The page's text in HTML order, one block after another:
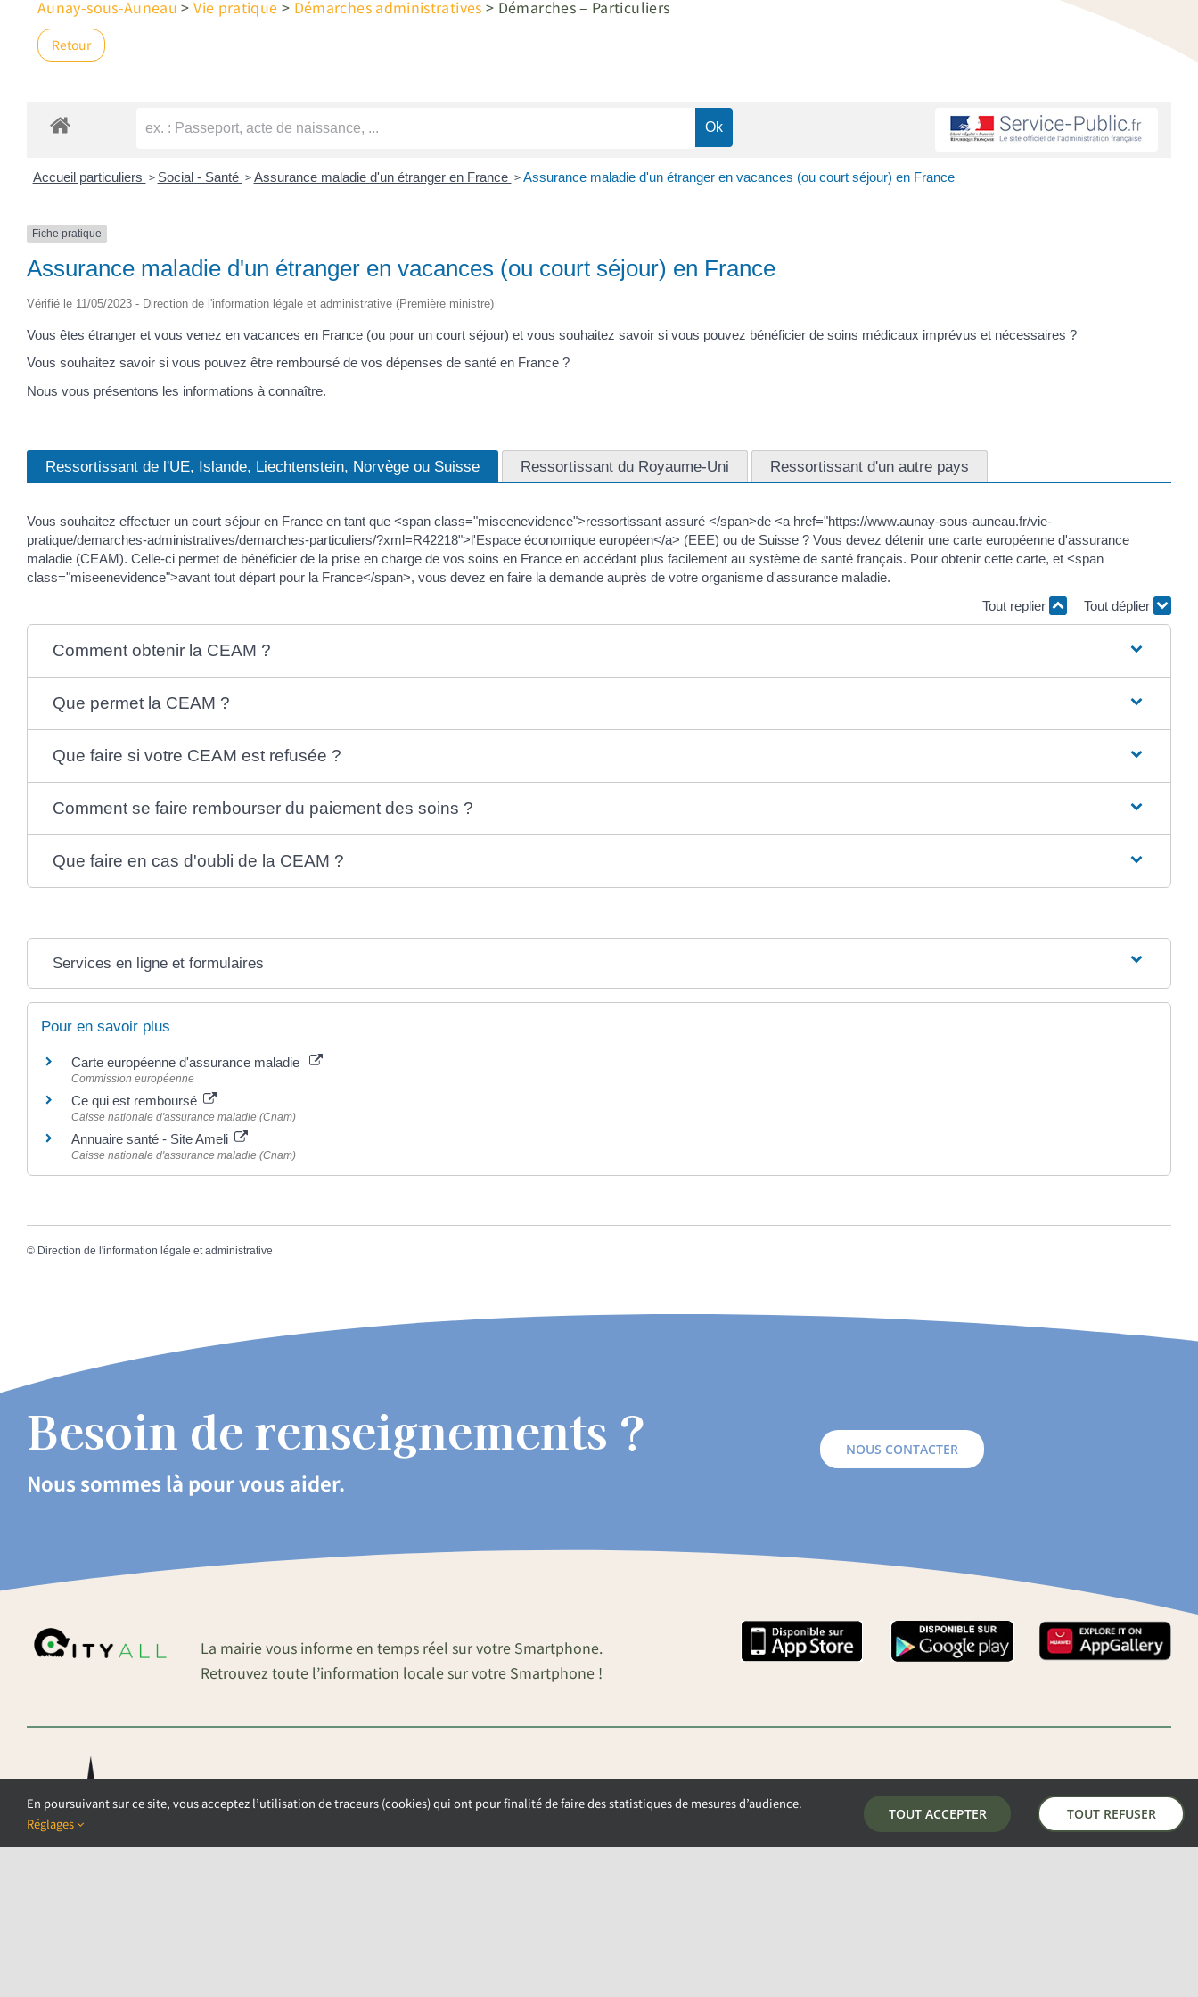
Aunay-sous-Auneau >Vie pratique > Démarches administratives > Démarches – Particuliers
Retour
Accueil particuliers > Social - Santé > Assurance maladie d'un étranger en France > Assurance maladie d'un étranger en vacances (ou court séjour) en France
Fiche pratique
Assurance maladie d'un étranger en vacances (ou court séjour) en France
Vérifié le 11/05/2023 - Direction de l'information légale et administrative (Première ministre)
Vous êtes étranger et vous venez en vacances en France (ou pour un court séjour) et vous souhaitez savoir si vous pouvez bénéficier de soins médicaux imprévus et nécessaires ?
Vous souhaitez savoir si vous pouvez être remboursé de vos dépenses de santé en France ?
Nous vous présentons les informations à connaître.
Ressortissant de l'UE, Islande, Liechtenstein, Norvège ou Suisse Ressortissant du Royaume-Uni Ressortissant d'un autre pays
Vous souhaitez effectuer un court séjour en France en tant que <span class="miseenevidence">ressortissant assuré </span>de <a href="https://www.aunay-sous-auneau.fr/vie-
pratique/demarches-administratives/demarches-particuliers/?xml=R42218">l'Espace économique européen</a> (EEE) ou de Suisse ? Vous devez détenir une carte européenne d'assurance
maladie (CEAM). Celle-ci permet de bénéficier de la prise en charge de vos soins en France en accédant plus facilement au système de santé français. Pour obtenir cette carte, et <span
class="miseenevidence">avant tout départ pour la France</span>, vous devez en faire la demande auprès de votre organisme d'assurance maladie.
Tout replier
Tout déplier
Comment obtenir la CEAM ?
Que permet la CEAM ?
Que faire si votre CEAM est refusée ?
Comment se faire rembourser du paiement des soins ?
Que faire en cas d'oubli de la CEAM ?
Services en ligne et formulaires
Pour en savoir plus
Carte européenne d'assurance maladie
Commission européenne
Ce qui est remboursé
Caisse nationale d'assurance maladie (Cnam)
Annuaire santé - Site Ameli
Caisse nationale d'assurance maladie (Cnam)
© Direction de l'information légale et administrative
Besoin de renseignements ?
Nous sommes là pour vous aider.
NOUS CONTACTER
La mairie vous informe en temps réel sur votre Smartphone.
Retrouvez toute l’information locale sur votre Smartphone !
OUVERTURE DE LA MAIRIE LA MAIRIE DE AUNAY-SOUS-AUNEAU
5 place de la mairie, 28700 Aunay-Sous-Auneau
En poursuivant sur ce site, vous acceptez l’utilisation de traceurs (cookies) qui ont pour finalité de faire des statistiques de mesures d’audience.
Réglages
TOUT ACCEPTER TOUT REFUSER